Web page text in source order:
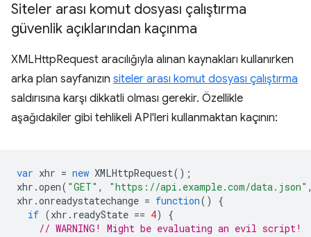
Siteler arası komut dosyası çalıştırma
güvenlik açıklarından kaçınma
XMLHttpRequest aracılığıyla alınan kaynakları kullanırken
arka plan sayfanızın siteler arası komut dosyası çalıştırma
saldırısına karşı dikkatli olması gerekir. Özellikle
aşağıdakiler gibi tehlikeli API'leri kullanmaktan kaçının:
var xhr = new XMLHttpRequest();
xhr .open( "GET" , "https://api.example.com/data.json"
xhr .onreadystatechange = function()
{
if (xhr . readyState == 4)
{
// WARNING! Might be evaluating an evil script!